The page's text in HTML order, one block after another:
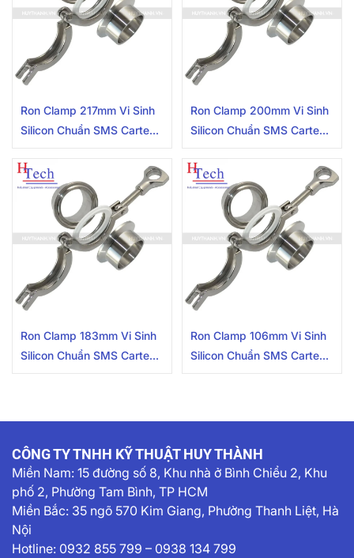
Ron Clamp 217mm Vi Sinh
Silicon Chuẩn SMS Carten
Ron Clamp 200mm Vi Sinh
Silicon Chuẩn SMS Carten
Ron Clamp 183mm Vi Sinh
Silicon Chuẩn SMS Carten
Ron Clamp 106mm Vi Sinh
Silicon Chuẩn SMS Carten
CÔNG TY TNHH KỸ THUẬT HUY THÀNH
Miền Nam: 15 đường số 8, Khu nhà ở Bình Chiểu 2, Khu
phố 2, Phường Tam Bình, TP HCM
Miền Bắc: 35 ngõ 570 Kim Giang, Phường Thanh Liệt, Hà
Nội
Hotline: 0932 855 799 – 0938 134 799